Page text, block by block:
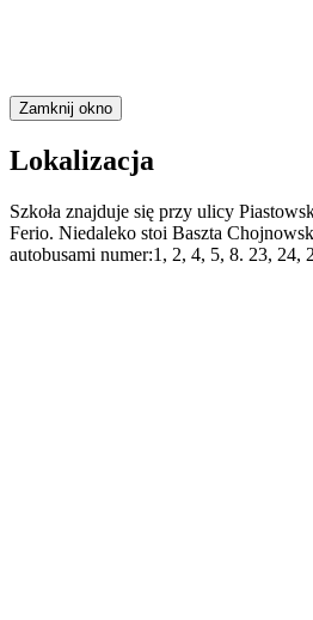
Zamknij okno
Lokalizacja
Szkoła znajduje się przy ulicy
Ferio. Niedaleko stoi Baszta
autobusami numer:1, 2, 4, 5, 8. 23, 24,